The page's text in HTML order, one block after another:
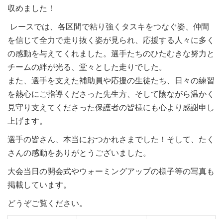
収めました！
レースでは、各区間で粘り強くタスキをつなぐ姿、仲間
を信じて全力で走り抜く姿が見られ、応援する人々に多く
の感動を与えてくれました。選手たちのひたむきな努力と
チームの絆が光る、堂々とした走りでした。
また、選手を支えた補助員や応援の生徒たち、日々の練習
を熱心にご指導くださった先生方、そして陰ながら温かく
見守り支えてくださった保護者の皆様にも心より感謝申し
上げます。
選手の皆さん、本当におつかれさまでした！そして、たく
さんの感動をありがとうございました。
大会当日の開会式やウォーミングアップの様子等の写真も
掲載しています。
どうぞご覧ください。